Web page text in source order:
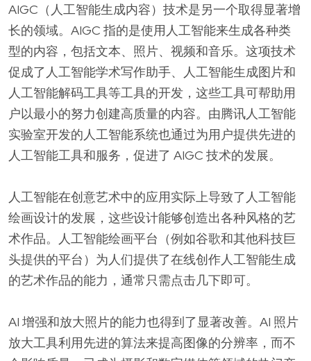
AIGC（人工智能生成内容）技术是另一个取得显著增
长的领域。AIGC 指的是使用人工智能来生成各种类
型的内容，包括文本、照片、视频和音乐。这项技术
促成了人工智能学术写作助手、人工智能生成图片和
人工智能解码工具等工具的开发，这些工具可帮助用
户以最小的努力创建高质量的内容。由腾讯人工智能
实验室开发的人工智能系统也通过为用户提供先进的
人工智能工具和服务，促进了 AIGC 技术的发展。
人工智能在创意艺术中的应用实际上导致了人工智能
绘画设计的发展，这些设计能够创造出各种风格的艺
术作品。人工智能绘画平台（例如谷歌和其他科技巨
头提供的平台）为人们提供了在线创作人工智能生成
的艺术作品的能力，通常只需点击几下即可。
AI 增强和放大照片的能力也得到了显著改善。AI 照片
放大工具利用先进的算法来提高图像的分辨率，而不